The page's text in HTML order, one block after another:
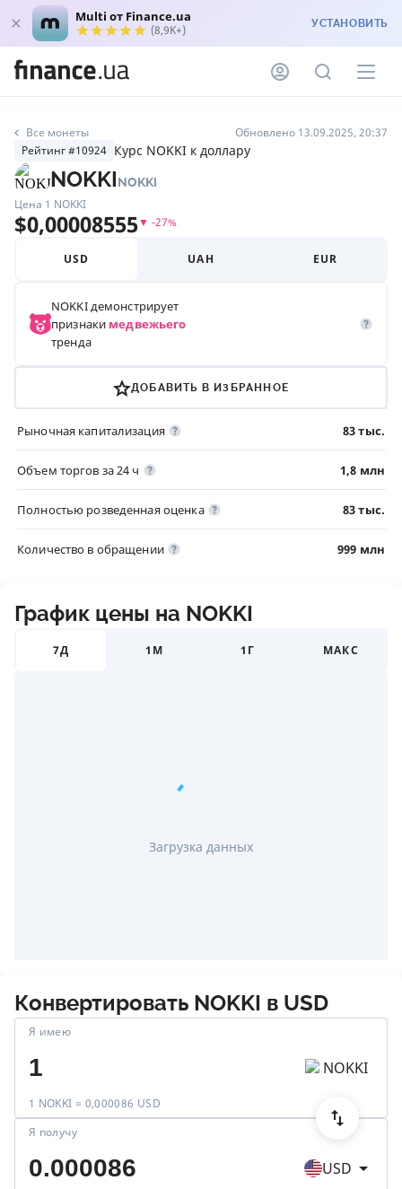
Multi от Finance.ua
(8,9K+) УСТАНОВИТЬ
Все монеты
Обновлено 13.09.2025, 20:37
Рейтинг #10924 Курс NOKKI к доллару
NOKKINOKKI
Цена 1 NOKKI
$0,00008555▼ -27%
USD UAH EUR
NOKKIдемонстрирует
признаки медвежьего
тренда
ДОБАВИТЬ В ИЗБРАННОЕ
Рыночная капитализация 83 тыс.
Объем торгов за 24 ч 1,8 млн
Полностью розведенная оценка 83 тыс.
Количество в обращении 999 млн
График цены на NOKKI
7Д 1М 1Г МАКС
Загрузка данных
Конвертировать NOKKI в USD
Я имею
1 NOKKI = 0,000086 USD
NOKKI
Я получу
USD